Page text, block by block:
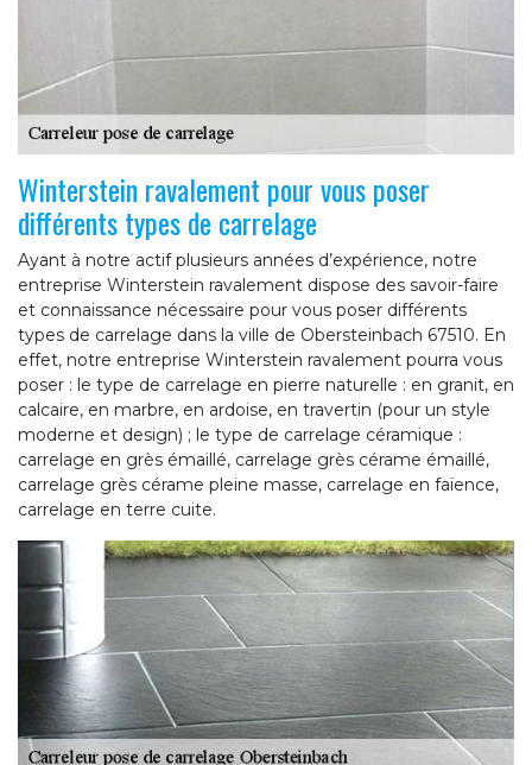
Winterstein ravalement pour vous poser
différents types de carrelage
Ayant à notre actif plusieurs années d’expérience, notre
entreprise Winterstein ravalement dispose des savoir-faire
et connaissance nécessaire pour vous poser différents
types de carrelage dans la ville de Obersteinbach 67510. En
effet, notre entreprise Winterstein ravalement pourra vous
poser : le type de carrelage en pierre naturelle : en granit, en
calcaire, en marbre, en ardoise, en travertin (pour un style
moderne et design) ; le type de carrelage céramique :
carrelage en grès émaillé, carrelage grès cérame émaillé,
carrelage grès cérame pleine masse, carrelage en faïence,
carrelage en terre cuite.